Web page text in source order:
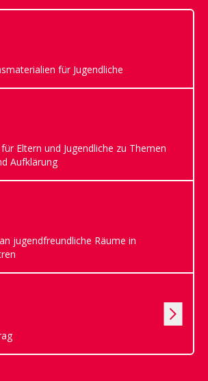
für Jugendliche
Eltern und Jugendliche zu Themen
Aufklärung
jugendfreundliche Räume in